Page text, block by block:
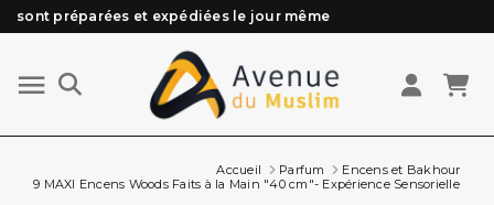
Besoin d'aide ? Retrouvez notre FAQ
Livraison offerte à partir de 89€ d'achat*
Les Commandes passées avant 15h (lun au Vend)
Accueil Parfum
Encens et Bakhour
9 MAXI Encens Woods Faits à la Main "40 cm"- Expérience Sensorielle